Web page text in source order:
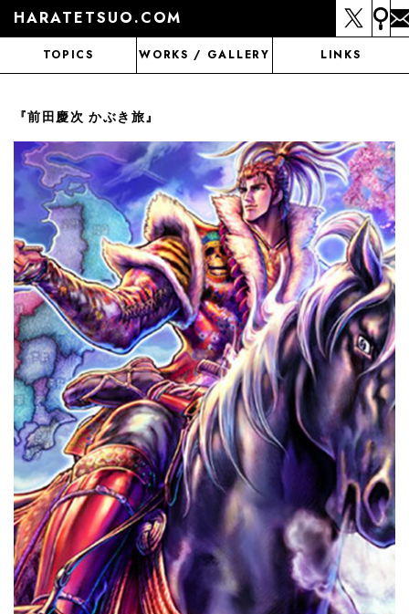
HARATETSUO.COM
TOPICS WORKS / GALLERY LINKS
『前田慶次 かぶき旅』